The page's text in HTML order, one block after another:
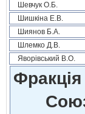
Шевчук О.Б.
Шишкіна Е.В.
Шиянов Б.А.
Шлемко Д.В.
Яворівський В.О.